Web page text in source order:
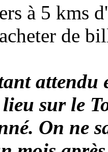
à 5 kms
de
attendu
sur le
On ne